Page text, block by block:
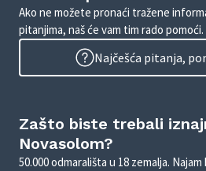
Ako ne možete pronaći tražene
pitanjima, naš će vam tim rado pomoći.
Najčešća pitanja,
Zašto biste trebali
Novasolom?
50.000 odmarališta u 18 zemalja.